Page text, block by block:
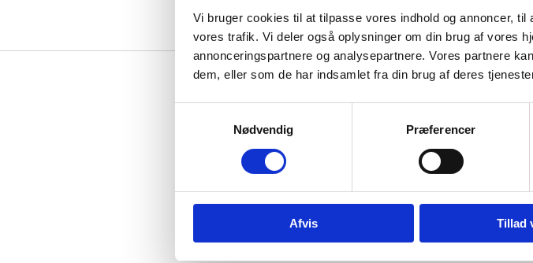
Vi bruger cookies til at tilpasse vores indhold og annoncer,
vores trafik. Vi deler også oplysninger om din brug af vores
annonceringspartnere og analysepartnere. Vores partnere
dem, eller som de har indsamlet fra din brug af deres
Nødvendig
Præferencer
Afvis Tillad
Følg
Vær altid